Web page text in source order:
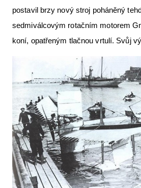
postavil brzy nový stroj poháněný
sedmiválcovým rotačním motorem
koní, opatřeným tlačnou vrtulí. Svůj